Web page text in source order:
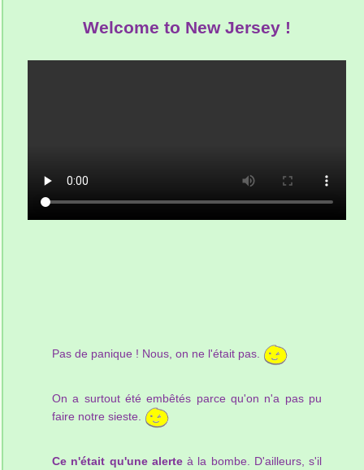
Welcome to New Jersey !
Pas de panique ! Nous, on ne l'était pas.
On a surtout été embêtés parce qu'on n'a pas pu
faire notre sieste.
Ce n'était qu'une alerteà la bombe. D'ailleurs, s'il